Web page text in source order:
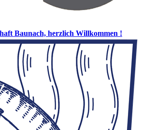
Baunach, herzlich Willkommen !